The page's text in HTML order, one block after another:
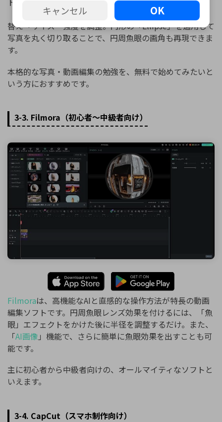
「Fusion」タブ→「デント」を追加→「デント2」に切り
替え→サイズ・強度を調整。円形の「Ellipse」を適用して
写真を丸く切り取ることで、円周魚眼の画角も再現できま
す。
本格的な写真・動画編集の勉強を、無料で始めてみたいと
いう方におすすめです。
3-3. Filmora（初心者〜中級者向け）
Filmoraは、高機能なAIと直感的な操作方法が特長の動画
編集ソフトです。円周魚眼レンズ効果を付けるには、「魚
眼」エフェクトをかけた後に半径を調整するだけ。また、
「AI画像 」機能で、さらに簡単に魚眼効果を出すことも可
能です。
主に初心者から中級者向けの、オールマイティなソフトと
いえます。
3-4. CapCut（スマホ制作向け）
キャンセル OK